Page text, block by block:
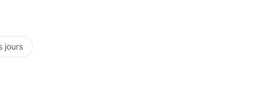
jours